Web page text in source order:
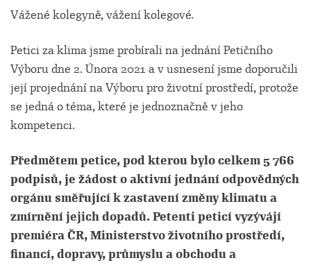
Vážené kolegyně, vážení kolegové.
Petici za klima jsme probírali na jednání Petičního
Výboru dne 2. Února 2021 a v usnesení jsme doporučili
její projednání na Výboru pro životní prostředí, protože
se jedná o téma, které je jednoznačně v jeho
kompetenci.
Předmětem petice, pod kterou bylo celkem 5 766
podpisů, je žádost o aktivní jednání odpovědných
orgánu směřující k zastavení změny klimatu a
zmírnění jejich dopadů. Petenti peticí vyzývájí
premiéra ČR, Ministerstvo životního prostředí,
financí, dopravy, průmyslu a obchodu a